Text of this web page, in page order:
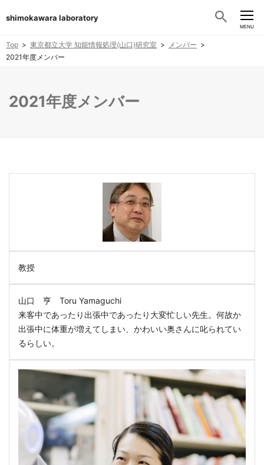
CLOSE
MENU
Top 東京都立大学 知能情報処理(山口)研究室
メンバー
2021年度メンバー
2021年度メンバー
教授
山口 亨 Toru Yamaguchi
来客中であったり出張中であったり大変忙しい先生。何故か
出張中に体重が増えてしまい、かわいい奥さんに叱られてい
るらしい。
shimokawara laboratory